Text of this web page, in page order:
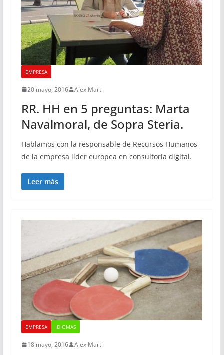
EMPRESA
20 mayo, 2016 Alex Marti
RR. HH en 5 preguntas: Marta
Navalmoral, de Sopra Steria.
Hablamos con la responsable de Recursos Humanos
de la empresa líder europea en consultoría digital.
Leer más
EMPRESA IDIOMAS
18 mayo, 2016 Alex Marti